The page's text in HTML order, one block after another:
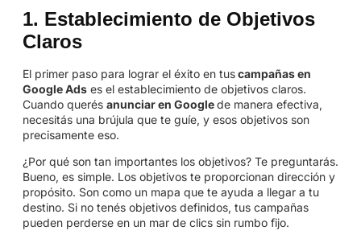
1. Establecimiento de Objetivos
Claros
El primer paso para lograr el éxito en tuscampañas en
Google Ads es el establecimiento de objetivos claros.
Cuando querés anunciar en Googlede manera efectiva,
necesitás una brújula que te guíe, y esos objetivos son
precisamente eso.
¿Por qué son tan importantes los objetivos? Te preguntarás.
Bueno, es simple. Los objetivos te proporcionan dirección y
propósito. Son como un mapa que te ayuda a llegar a tu
destino. Si no tenés objetivos definidos, tus campañas
pueden perderse en un mar de clics sin rumbo fijo.